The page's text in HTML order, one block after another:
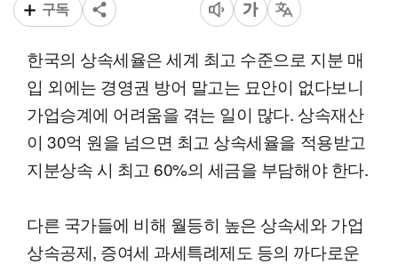
구독
한국의 상속세율은 세계 최고 수준으로 지분 매
입 외에는 경영권 방어 말고는 묘안이 없다보니
가업승계에 어려움을 겪는 일이 많다. 상속재산
이 30억 원을 넘으면 최고 상속세율을 적용받고
지분상속 시 최고 60%의 세금을 부담해야 한다.
다른 국가들에 비해 월등히 높은 상속세와 가업
상속공제, 증여세 과세특례제도 등의 까다로운